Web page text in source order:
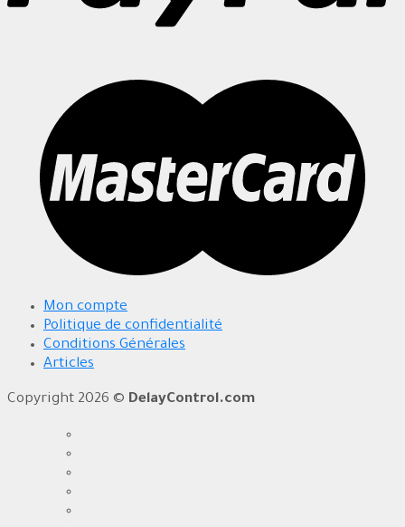
Mon compte
Politique de confidentialité
Conditions Générales
Articles
Copyright 2026 © DelayControl.com